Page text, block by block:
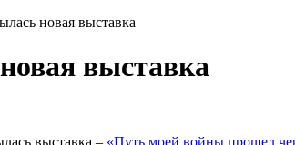
новая выставка
выставка
выставка – «Путь моей войны прошел